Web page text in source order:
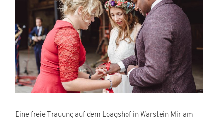
Eine freie Trauung auf dem Loagshof in Warstein Miriam